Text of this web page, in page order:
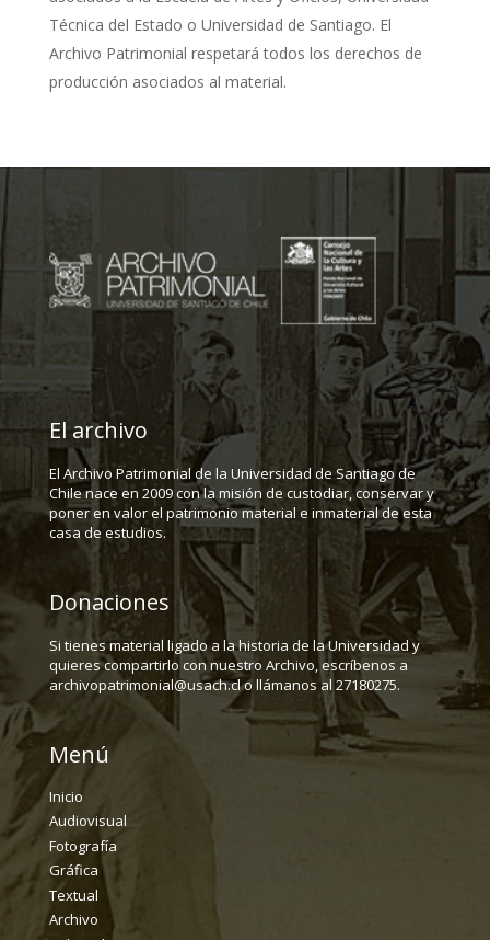
Técnica del Estado o Universidad de Santiago. El
Archivo Patrimonial respetará todos los derechos de
producción asociados al material.
El archivo
El Archivo Patrimonial de la Universidad de Santiago de
Chile nace en 2009 con la misión de custodiar, conservar y
poner en valor el patrimonio material e inmaterial de esta
casa de estudios.
Donaciones
Si tienes material ligado a la historia de la Universidad y
quieres compartirlo con nuestro Archivo, escríbenos a
archivopatrimonial@usach.cl o llámanos al 27180275.
Menú
Inicio
Audiovisual
Fotografía
Gráfica
Textual
Archivo